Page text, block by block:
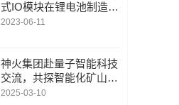
式IO模块在锂电池制造的
优势揭秘 | 支持Modbu
rnet/IP、BACnet/IP等多
种协议
2023-06-11
神火集团赴量子智能科技
交流，共探智能化矿山新
未来
2025-03-10